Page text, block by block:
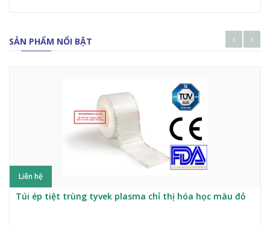
SẢN PHẨM NỔI BẬT
Liên hệ
Túi ép tiệt trùng tyvek plasma chỉ thị hóa học màu đỏ